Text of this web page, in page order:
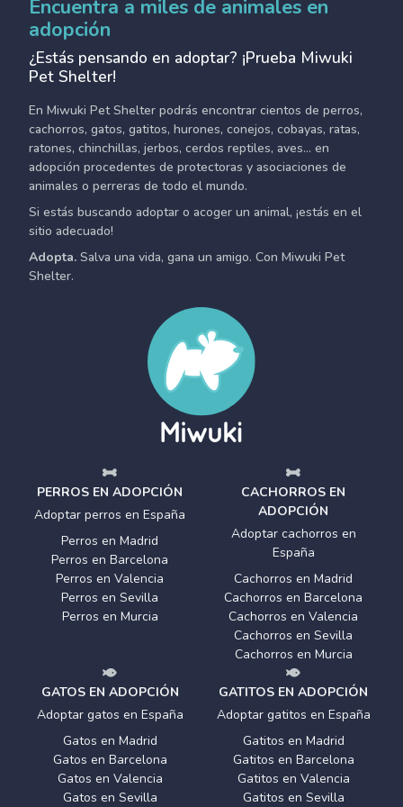
Encuentra a miles de animales en
adopción
¿Estás pensando en adoptar? ¡Prueba Miwuki
Pet Shelter!
En Miwuki Pet Shelter podrás encontrar cientos de perros,
cachorros, gatos, gatitos, hurones, conejos, cobayas, ratas,
ratones, chinchillas, jerbos, cerdos reptiles, aves... en
adopción procedentes de protectoras y asociaciones de
animales o perreras de todo el mundo.
Si estás buscando adoptar o acoger un animal, ¡estás en el
sitio adecuado!
Adopta. Salva una vida, gana un amigo. Con Miwuki Pet
Shelter.
PERROS EN ADOPCIÓN
Adoptar perros en España
Perros en Madrid
Perros en Barcelona
Perros en Valencia
Perros en Sevilla
Perros en Murcia
CACHORROS EN
ADOPCIÓN
Adoptar cachorros en
España
Cachorros en Madrid
Cachorros en Barcelona
Cachorros en Valencia
Cachorros en Sevilla
Cachorros en Murcia
GATOS EN ADOPCIÓN
Adoptar gatos en España
Gatos en Madrid
Gatos en Barcelona
Gatos en Valencia
Gatos en Sevilla
GATITOS EN ADOPCIÓN
Adoptar gatitos en España
Gatitos en Madrid
Gatitos en Barcelona
Gatitos en Valencia
Gatitos en Sevilla